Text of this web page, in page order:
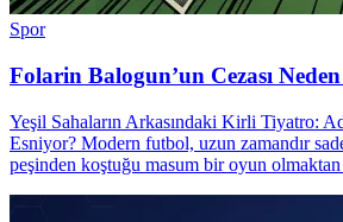
Spor
Folarin Balogun’un Cezası
Yeşil Sahaların Arkasındaki Kirli Tiyatro:
Esniyor? Modern futbol, uzun zamandır
peşinden koştuğu masum bir oyun